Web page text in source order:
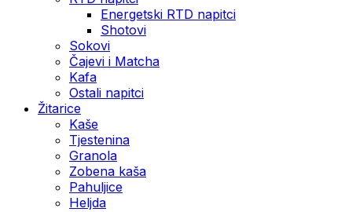
Energetski RTD napitci
Shotovi
Sokovi
Čajevi i Matcha
Kafa
Ostali napitci
Žitarice
Kaše
Tjestenina
Granola
Zobena kaša
Pahuljice
Heljda